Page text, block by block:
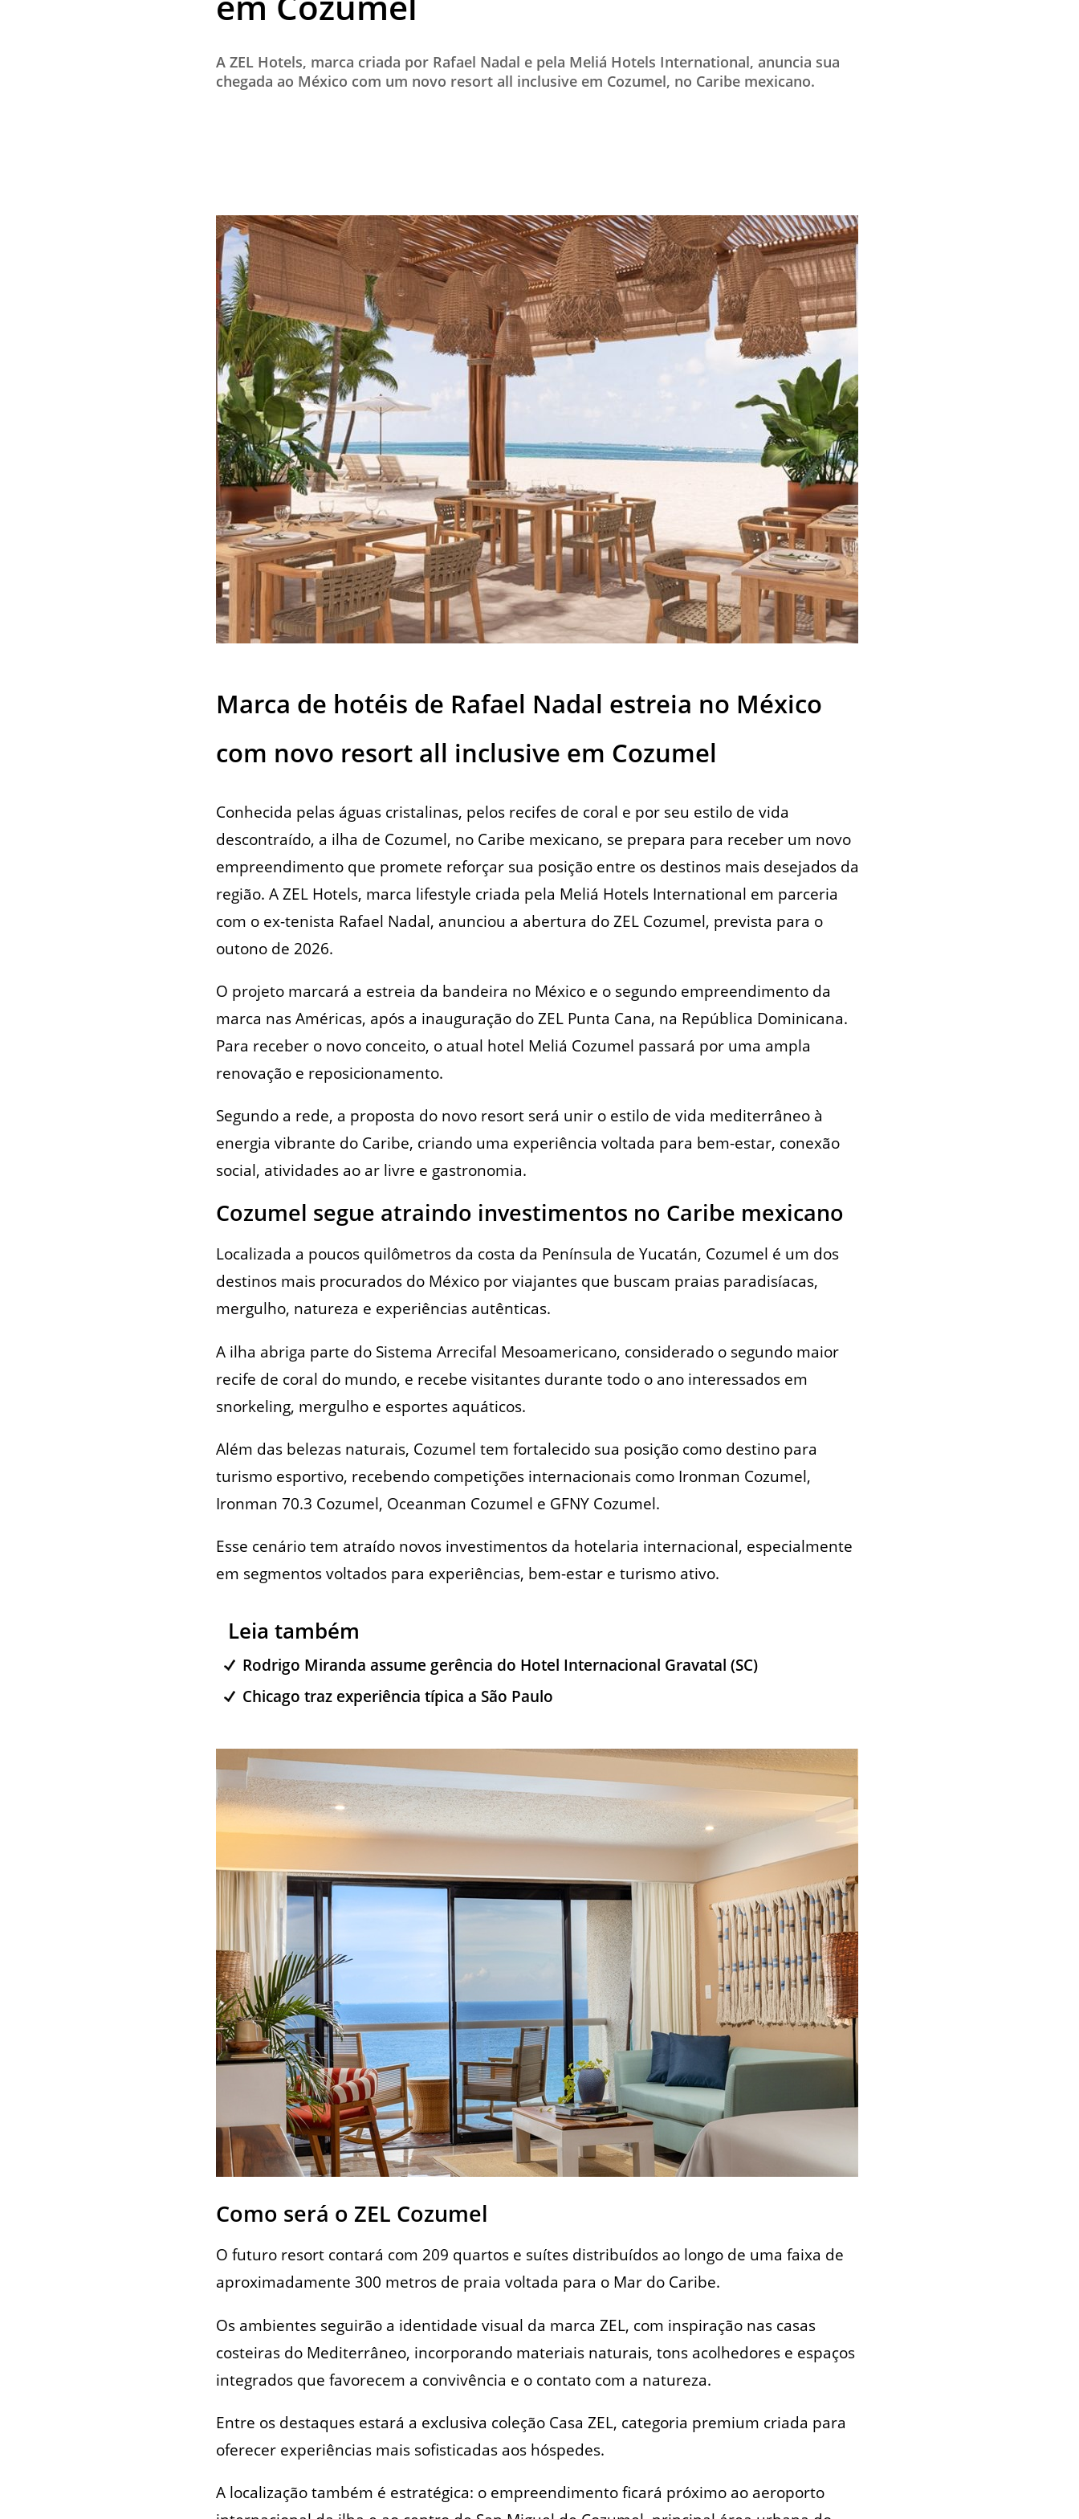
PARCEIROS
A ZEL Hotels, marca criada por Rafael Nadal e pela Meliá Hotels International, anuncia sua
chegada ao México com um novo resort all inclusive em Cozumel, no Caribe mexicano.
Marca de hotéis de Rafael Nadal estreia no México
com novo resort all inclusive em Cozumel
Conhecida pelas águas cristalinas, pelos recifes de coral e por seu estilo de vida
descontraído, a ilha de Cozumel, no Caribe mexicano, se prepara para receber um novo
empreendimento que promete reforçar sua posição entre os destinos mais desejados da
região. A ZEL Hotels, marca lifestyle criada pela Meliá Hotels International em parceria
com o ex-tenista Rafael Nadal, anunciou a abertura do ZEL Cozumel, prevista para o
outono de 2026.
O projeto marcará a estreia da bandeira no México e o segundo empreendimento da
marca nas Américas, após a inauguração do ZEL Punta Cana, na República Dominicana.
Para receber o novo conceito, o atual hotel Meliá Cozumel passará por uma ampla
renovação e reposicionamento.
Segundo a rede, a proposta do novo resort será unir o estilo de vida mediterrâneo à
energia vibrante do Caribe, criando uma experiência voltada para bem-estar, conexão
social, atividades ao ar livre e gastronomia.
Cozumel segue atraindo investimentos no Caribe mexicano
Localizada a poucos quilômetros da costa da Península de Yucatán, Cozumel é um dos
destinos mais procurados do México por viajantes que buscam praias paradisíacas,
mergulho, natureza e experiências autênticas.
A ilha abriga parte do Sistema Arrecifal Mesoamericano, considerado o segundo maior
recife de coral do mundo, e recebe visitantes durante todo o ano interessados em
snorkeling, mergulho e esportes aquáticos.
Além das belezas naturais, Cozumel tem fortalecido sua posição como destino para
turismo esportivo, recebendo competições internacionais como Ironman Cozumel,
Ironman 70.3 Cozumel, Oceanman Cozumel e GFNY Cozumel.
Esse cenário tem atraído novos investimentos da hotelaria internacional, especialmente
em segmentos voltados para experiências, bem-estar e turismo ativo.
Leia também
Rodrigo Miranda assume gerência do Hotel Internacional Gravatal (SC)
Chicago traz experiência típica a São Paulo
Como será o ZEL Cozumel
O futuro resort contará com 209 quartos e suítes distribuídos ao longo de uma faixa de
aproximadamente 300 metros de praia voltada para o Mar do Caribe.
Os ambientes seguirão a identidade visual da marca ZEL, com inspiração nas casas
costeiras do Mediterrâneo, incorporando materiais naturais, tons acolhedores e espaços
integrados que favorecem a convivência e o contato com a natureza.
Entre os destaques estará a exclusiva coleção Casa ZEL, categoria premium criada para
oferecer experiências mais sofisticadas aos hóspedes.
A localização também é estratégica: o empreendimento ficará próximo ao aeroporto